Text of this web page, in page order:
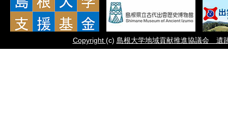
Copyright (c) 島根大学地域貢献推進協議会 遺